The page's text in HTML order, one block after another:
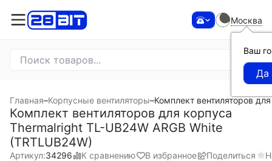
Москва
Ваш
Главная–Корпусные вентиляторы–Комплект вентиляторов
Комплект вентиляторов для корпуса
Thermalright TL-UB24W ARGB White
(TRTLUB24W)
Артикул:34296 К сравнению В избранное Поделиться